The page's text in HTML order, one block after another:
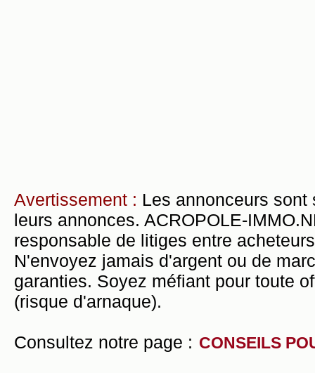
Avertissement : Les annonceurs
leurs annonces. ACROPOLE-
responsable de litiges entre
N'envoyez jamais d'argent ou de
garanties. Soyez méfiant pour toute
(risque d'arnaque).
Consultez notre page : CONSEILS